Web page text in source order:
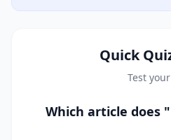
Quick
Test
Which article does